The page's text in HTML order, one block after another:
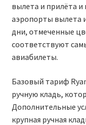
АВИАБИЛЕТЫ
АВИАБИЛЕТЫ
АВИАБИЛЕТЫ
Акции RYANAIR из
Акции RYANAIR из
вылета и прилёта
аэропорты вылета
дни, отмеченные
соответствуют
авиабилеты.
Базовый тариф
ручную кладь,
Дополнительные
крупная ручная